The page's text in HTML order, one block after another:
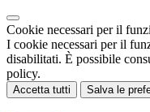
Cookie necessari per il
I cookie necessari per il
disabilitati. È possibile
policy.
Accetta tutti Salva le